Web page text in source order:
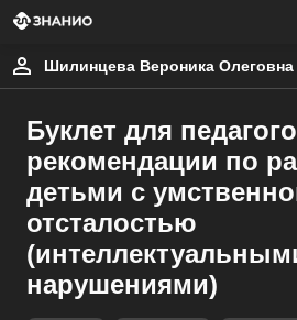
Шилинцева Вероника Олеговна
Буклет для
рекомендации по
детьми с
отсталостью
нарушениями)